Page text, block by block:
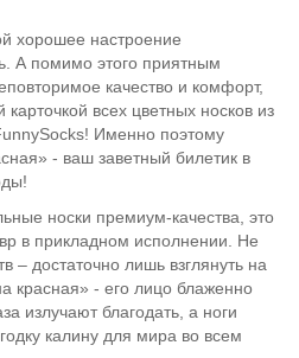
хорошее настроение
А помимо этого приятным
качество и комфорт,
всех цветных носков из
Именно поэтому
- ваш заветный билетик в
носки премиум-качества, это
в прикладном исполнении. Не
– достаточно лишь взглянуть на
красная» - его лицо блаженно
излучают благодать, а ноги
калину для мира во всем